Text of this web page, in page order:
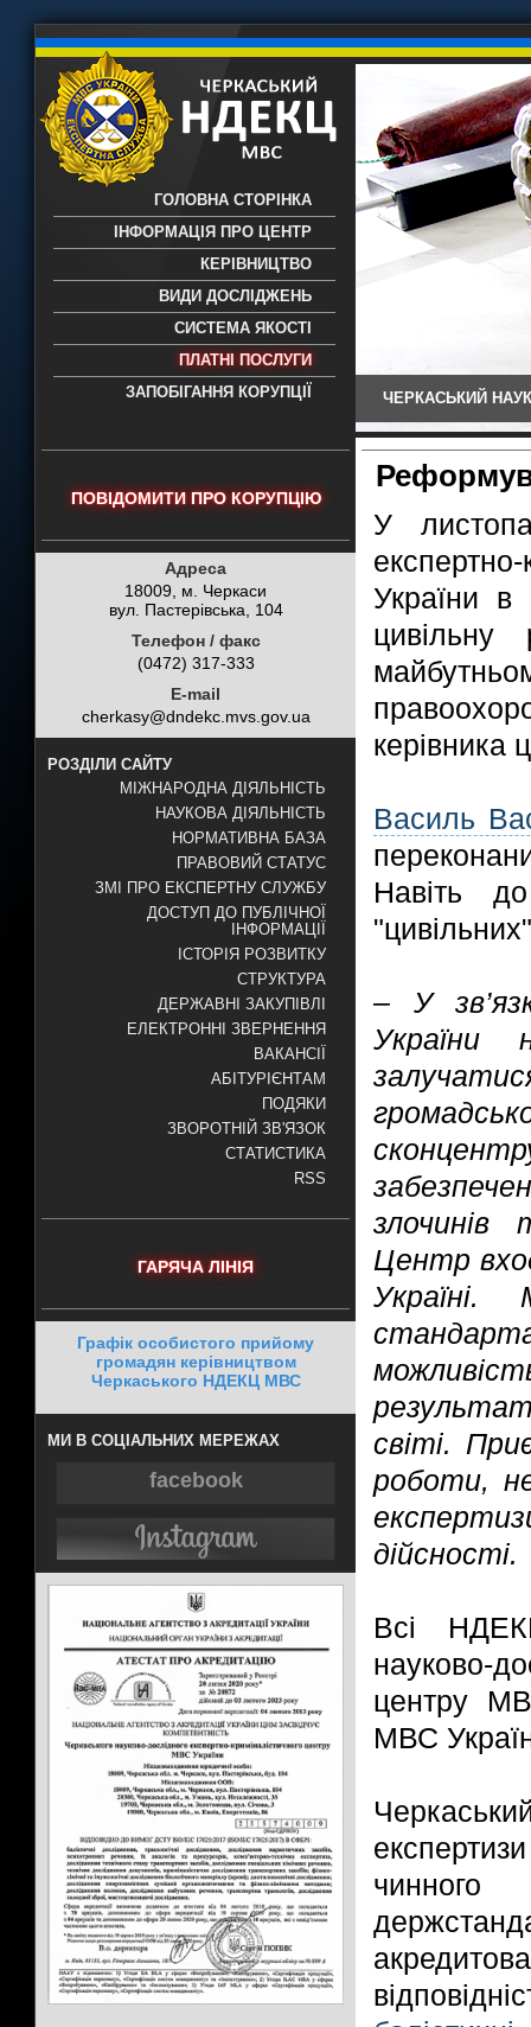
науково-дослідний експертно-
- проведення всих видів судових
експертиз
ГОЛОВНА СТОРІНКА
ІНФОРМАЦІЯ ПРО ЦЕНТР
КЕРІВНИЦТВО
ВИДИ ДОСЛІДЖЕНЬ
СИСТЕМА ЯКОСТІ
ПЛАТНІ ПОСЛУГИ
ЗАПОБІГАННЯ КОРУПЦІЇ
ЧЕРКАСЬКИЙ
ПОВІДОМИТИ ПРО КОРУПЦІЮ
Адреса
18009, м. Черкаси
вул. Пастерівська, 104
Телефон / факс
(0472) 317-333
E-mail
cherkasy@dndekc.mvs.gov.ua
РОЗДІЛИ САЙТУ
МІЖНАРОДНА ДІЯЛЬНІСТЬ
НАУКОВА ДІЯЛЬНІСТЬ
НОРМАТИВНА БАЗА
ПРАВОВИЙ СТАТУС
ЗМІ ПРО ЕКСПЕРТНУ СЛУЖБУ
ДОСТУП ДО ПУБЛІЧНОЇ
ІНФОРМАЦІЇ
ІСТОРІЯ РОЗВИТКУ
СТРУКТУРА
ДЕРЖАВНІ ЗАКУПІВЛІ
ЕЛЕКТРОННІ ЗВЕРНЕННЯ
ВАКАНСІЇ
АБІТУРІЄНТАМ
ПОДЯКИ
ЗВОРОТНІЙ ЗВ'ЯЗОК
СТАТИСТИКА
RSS
ГАРЯЧА ЛІНІЯ
Графік особистого прийому
громадян керівництвом
Черкаського НДЕКЦ МВС
МИ В СОЦІАЛЬНИХ МЕРЕЖАХ
facebook
У
України в
керівника
Василь
Навіть
– У
злочинів
Центр
Україні.
світі.
роботи,
дійсності.
Всі
науково-
центру
МВС
чинного